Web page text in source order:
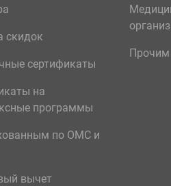
скидок
сертификаты
на
программы
по ОМС и
вычет
Прочим